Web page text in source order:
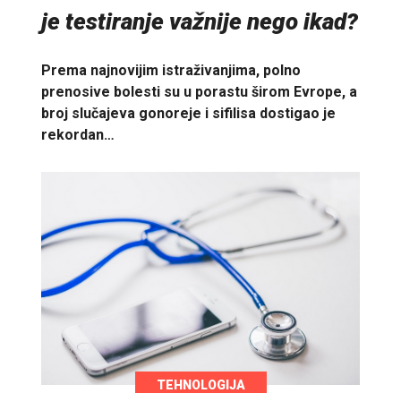
je testiranje važnije nego ikad?
Prema najnovijim istraživanjima, polno
prenosive bolesti su u porastu širom Evrope, a
broj slučajeva gonoreje i sifilisa dostigao je
rekordan…
TEHNOLOGIJA